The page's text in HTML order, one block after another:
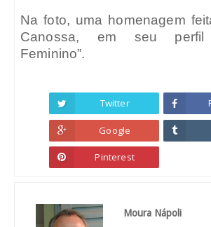
Na foto, uma homenagem
Canossa, em seu perfil
Feminino”.
Twitter
Google
Pinterest
Moura Nápoli